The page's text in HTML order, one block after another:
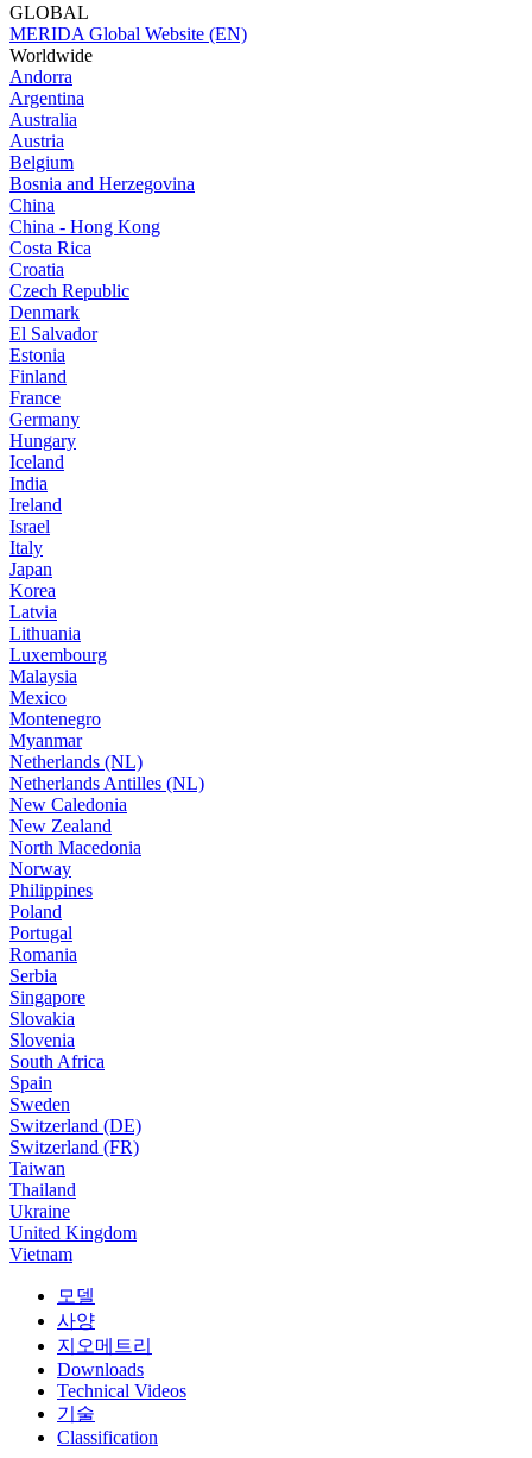
GLOBAL
MERIDA Global Website (EN)
Worldwide
Andorra
Argentina
Australia
Austria
Belgium
Bosnia and Herzegovina
China
China - Hong Kong
Costa Rica
Croatia
Czech Republic
Denmark
El Salvador
Estonia
Finland
France
Germany
Hungary
Iceland
India
Ireland
Israel
Italy
Japan
Korea
Latvia
Lithuania
Luxembourg
Malaysia
Mexico
Montenegro
Myanmar
Netherlands (NL)
Netherlands Antilles (NL)
New Caledonia
New Zealand
North Macedonia
Norway
Philippines
Poland
Portugal
Romania
Serbia
Singapore
Slovakia
Slovenia
South Africa
Spain
Sweden
Switzerland (DE)
Switzerland (FR)
Taiwan
Thailand
Ukraine
United Kingdom
Vietnam
모델
사양
지오메트리
Downloads
Technical Videos
기술
Classification